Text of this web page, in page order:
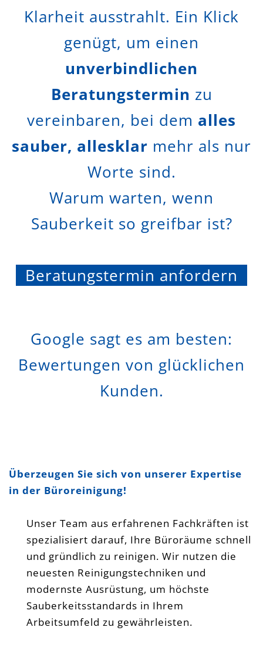
Klarheit ausstrahlt. Ein Klick
genügt, um einen
unverbindlichen
Beratungstermin zu
vereinbaren, bei dem alles
sauber, allesklar mehr als nur
Worte sind.
Warum warten, wenn
Sauberkeit so greifbar ist?
Beratungstermin anfordern
Google sagt es am besten:
Bewertungen von glücklichen
Kunden.
Überzeugen Sie sich von unserer Expertise
in der Büroreinigung!
Unser Team aus erfahrenen Fachkräften ist
spezialisiert darauf, Ihre Büroräume schnell
und gründlich zu reinigen. Wir nutzen die
neuesten Reinigungstechniken und
modernste Ausrüstung, um höchste
Sauberkeitsstandards in Ihrem
Arbeitsumfeld zu gewährleisten.